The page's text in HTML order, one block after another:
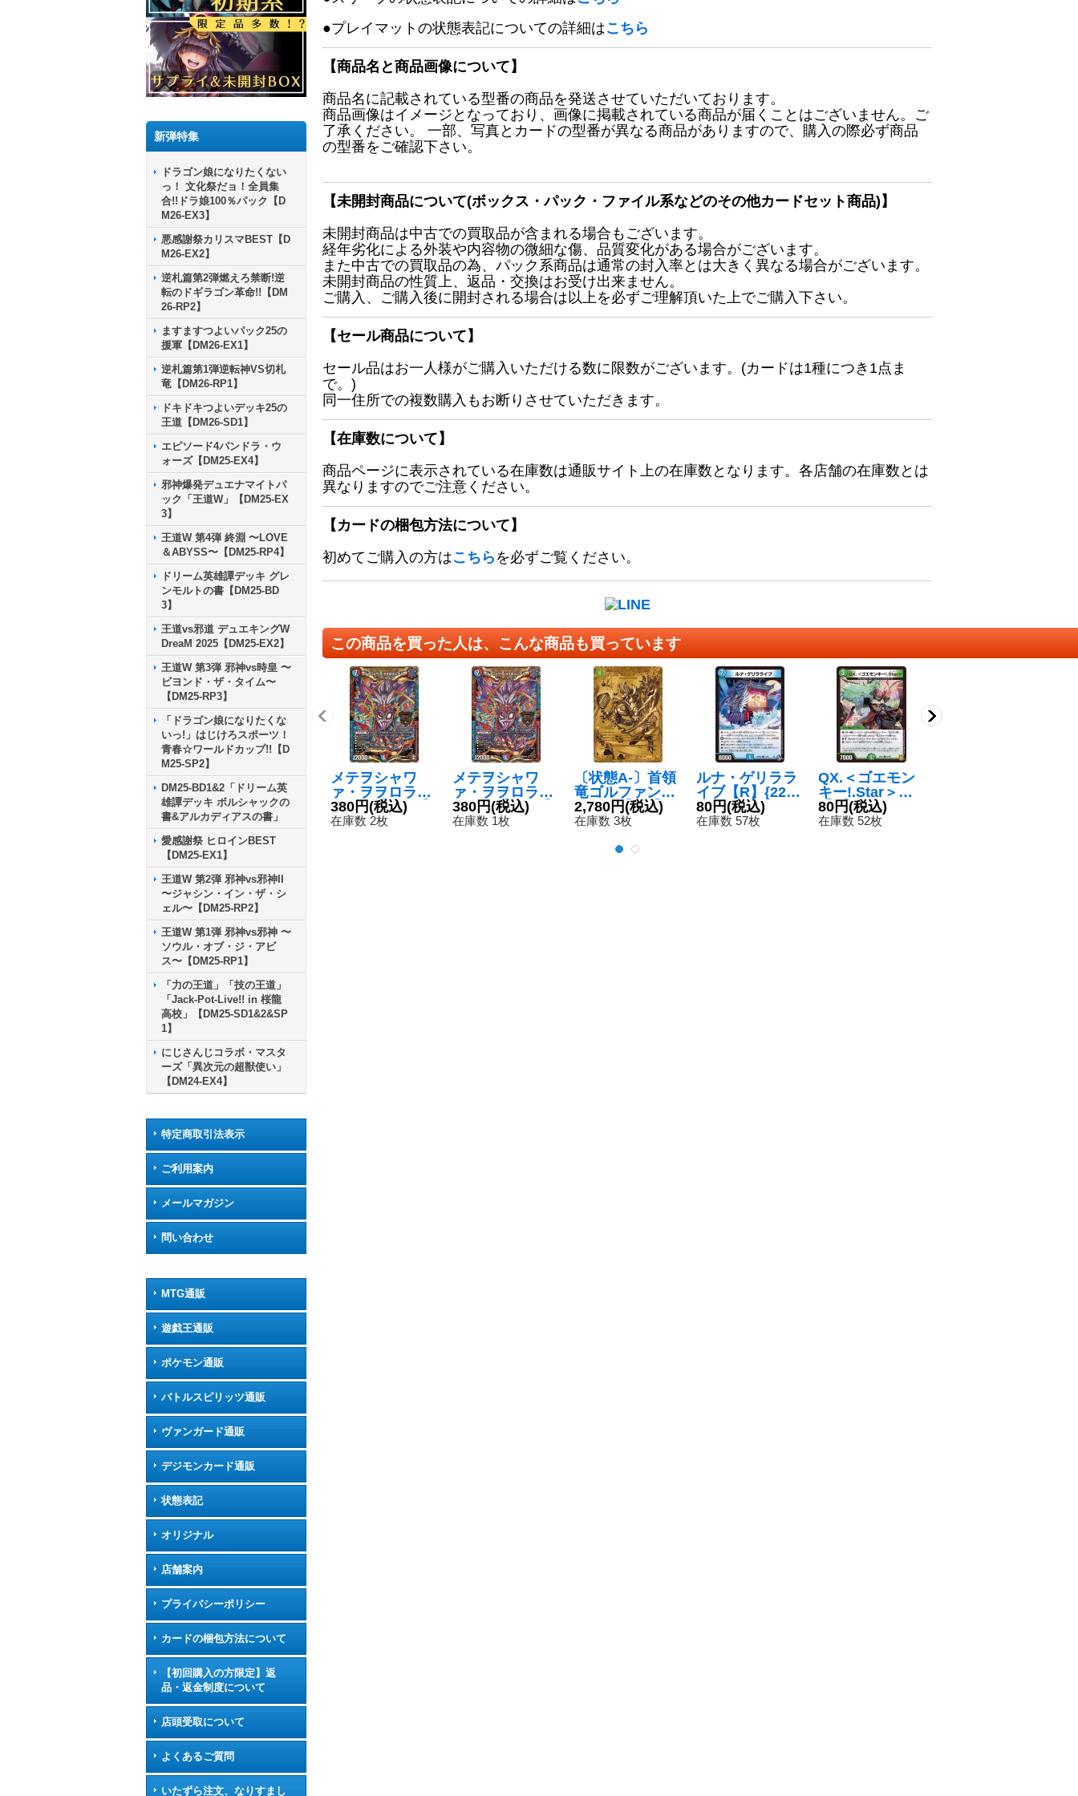
新弾特集
ドラゴン娘になりたくない
っ！ 文化祭だョ！全員集
合!!ドラ娘100％パック【D
M26-EX3】
悪感謝祭カリスマBEST【D
M26-EX2】
逆札篇第2弾燃えろ禁断!逆
転のドギラゴン革命!!【DM
26-RP2】
ますますつよいパック25の
援軍【DM26-EX1】
逆札篇第1弾逆転神VS切札
竜【DM26-RP1】
ドキドキつよいデッキ25の
王道【DM26-SD1】
エピソード4パンドラ・ウ
ォーズ【DM25-EX4】
邪神爆発デュエナマイトパ
ック「王道W」【DM25-EX
3】
王道W 第4弾 終淵 〜LOVE
＆ABYSS〜【DM25-RP4】
ドリーム英雄譚デッキ グレ
ンモルトの書【DM25-BD
3】
王道vs邪道 デュエキングW
DreaM 2025【DM25-EX2】
王道W 第3弾 邪神vs時皇 〜
ビヨンド・ザ・タイム〜
【DM25-RP3】
「ドラゴン娘になりたくな
いっ!」はじけろスポーツ！
青春☆ワールドカップ!!【D
M25-SP2】
DM25-BD1&2「ドリーム英
雄譚デッキ ボルシャックの
書&アルカディアスの書」
愛感謝祭 ヒロインBEST
【DM25-EX1】
王道W 第2弾 邪神vs邪神II
〜ジャシン・イン・ザ・シ
ェル〜【DM25-RP2】
王道W 第1弾 邪神vs邪神 〜
ソウル・オブ・ジ・アビ
ス〜【DM25-RP1】
「力の王道」「技の王道」
「Jack-Pot-Live!! in 桜龍
高校」【DM25-SD1&2&SP
1】
にじさんじコラボ・マスタ
ーズ「異次元の超獣使い」
【DM24-EX4】
特定商取引法表示
ご利用案内
メールマガジン
問い合わせ
MTG通販
遊戯王通販
ポケモン通販
バトルスピリッツ通販
ヴァンガード通販
デジモンカード通販
状態表記
オリジナル
店舗案内
プライバシーポリシー
カードの梱包方法について
【初回購入の方限定】返
品・返金制度について
店頭受取について
よくあるご質問
いたずら注文、なりすまし
●プレイマットの状態表記についての詳細はこちら
【商品名と商品画像について】
商品名に記載されている型番の商品を発送させていただいております。
商品画像はイメージとなっており、画像に掲載されている商品が届くことはございません。ご
了承ください。 一部、写真とカードの型番が異なる商品がありますので、購入の際必ず商品
の型番をご確認下さい。
【未開封商品について(ボックス・パック・ファイル系などのその他カードセット商品)】
未開封商品は中古での買取品が含まれる場合もございます。
経年劣化による外装や内容物の微細な傷、品質変化がある場合がございます。
また中古での買取品の為、パック系商品は通常の封入率とは大きく異なる場合がございます。
未開封商品の性質上、返品・交換はお受け出来ません。
ご購入、ご購入後に開封される場合は以上を必ずご理解頂いた上でご購入下さい。
【セール商品について】
セール品はお一人様がご購入いただける数に限数がございます。(カードは1種につき1点ま
で。)
同一住所での複数購入もお断りさせていただきます。
【在庫数について】
商品ページに表示されている在庫数は通販サイト上の在庫数となります。各店舗の在庫数とは
異なりますのでご注意ください。
【カードの梱包方法について】
初めてご購入の方はこちら を必ずご覧ください。
この商品を買った人は、こんな商品も買っています
メテヲシャワ
ァ・ヲヲロラシ
アタァ【KGM】
{RP15KM2/KM
380円(税込)
在庫数 2枚
メテヲシャワ
ァ・ヲヲロラシ
アタァ【KGM】
{EX19M6/M40}
380円(税込)
在庫数 1枚
〔状態A-〕首領
竜ゴルファンタ
ジスタ【OR】
{23RP12S/2}
2,780円(税込)
在庫数 3枚
ルナ・ゲリララ
イブ【R】{22R
P2X12/74}
《水》
80円(税込)
在庫数 57枚
QX.＜ゴエモン
キー!.Star＞
【C】{RP1987/
95}《自然》
80円(税込)
在庫数 52枚